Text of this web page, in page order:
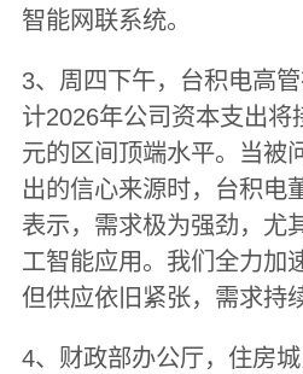
智能网联系统。
3、周四下午，台积电高
计2026年公司资本支出将
元的区间顶端水平。当被
出的信心来源时，台积电
表示，需求极为强劲，尤
工智能应用。我们全力加
但供应依旧紧张，需求持
4、财政部办公厅，住房